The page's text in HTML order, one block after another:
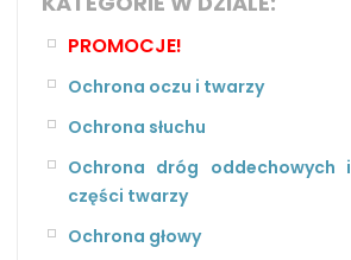
PROMOCJE!
Ochrona oczu i twarzy
Ochrona słuchu
Ochrona dróg oddechowych i
części twarzy
Ochrona głowy